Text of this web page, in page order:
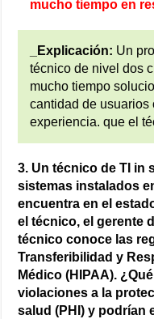
mucho tiempo en
_Explicación: Un
técnico de nivel dos
mucho tiempo
cantidad de usuarios
experiencia. que el
3. Un técnico de TI in
sistemas instalados
encuentra en el
el técnico, el gerente
técnico conoce las
Transferibilidad y
Médico (HIPAA).
violaciones a la
salud (PHI) y podrían